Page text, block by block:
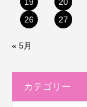
26
27
« 5月
カテゴリー